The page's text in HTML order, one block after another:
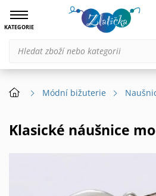
KATEGORIE
Módní bižuterie
Klasické náušnice